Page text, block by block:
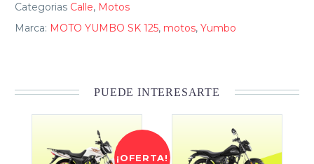
Categorias Calle, Motos
Marca: MOTO YUMBO SK 125, motos, Yumbo
PUEDE INTERESARTE
¡OFERTA!